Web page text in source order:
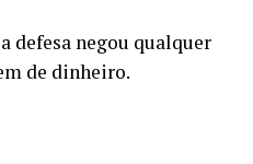
defesa negou qualquer
de dinheiro.